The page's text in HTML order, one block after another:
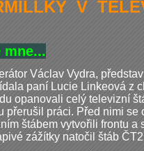
V
mne...
Václav Vydra,
paní Lucie Linkeová z
opanovali celý televizní
přerušil práci. Před nimi
štábem vytvořili frontu a
zážítky natočil štáb